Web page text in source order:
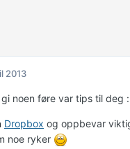
2013
noen føre var tips til deg :
Dropbox og oppbevar
noe ryker